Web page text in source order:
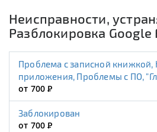
Неисправности,
Разблокировка Google
Проблема с записной книжкой,
приложения, Проблемы с ПО,
от 700Р
Заблокирован
от 700Р